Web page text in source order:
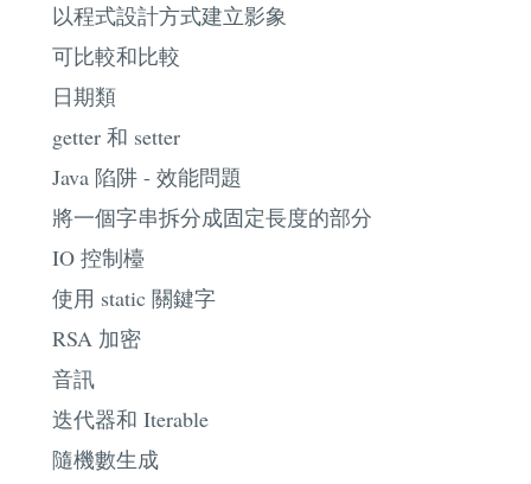
以程式設計方式建立影象
可比較和比較
日期類
getter 和 setter
Java 陷阱 - 效能問題
將一個字串拆分成固定長度的部分
IO 控制檯
使用 static 關鍵字
RSA 加密
音訊
迭代器和 Iterable
隨機數生成